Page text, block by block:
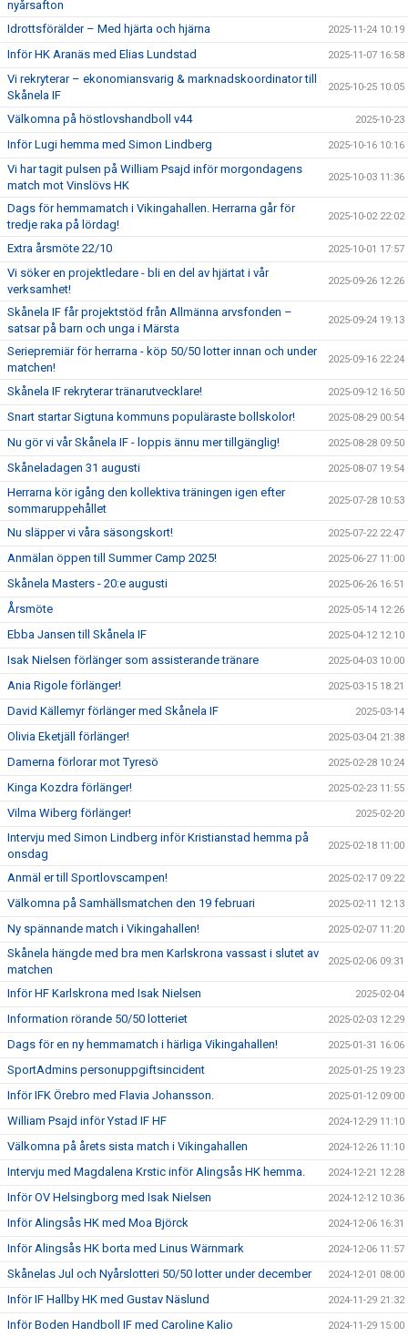
nyårsafton
Idrottsförälder – Med hjärta och hjärna 2025-11-24 10:19
Inför HK Aranäs med Elias Lundstad 2025-11-07 16:58
Vi rekryterar – ekonomiansvarig & marknadskoordinator till
Skånela IF
2025-10-25 10:05
Välkomna på höstlovshandboll v44 2025-10-23
Inför Lugi hemma med Simon Lindberg 2025-10-16 10:16
Vi har tagit pulsen på William Psajd inför morgondagens
match mot Vinslövs HK
2025-10-03 11:36
Dags för hemmamatch i Vikingahallen. Herrarna går för
tredje raka på lördag!
2025-10-02 22:02
Extra årsmöte 22/10 2025-10-01 17:57
Vi söker en projektledare - bli en del av hjärtat i vår
verksamhet!
2025-09-26 12:26
Skånela IF får projektstöd från Allmänna arvsfonden –
satsar på barn och unga i Märsta
2025-09-24 19:13
Seriepremiär för herrarna - köp 50/50 lotter innan och under
matchen!
2025-09-16 22:24
Skånela IF rekryterar tränarutvecklare! 2025-09-12 16:50
Snart startar Sigtuna kommuns populäraste bollskolor! 2025-08-29 00:54
Nu gör vi vår Skånela IF - loppis ännu mer tillgänglig! 2025-08-28 09:50
Skåneladagen 31 augusti 2025-08-07 19:54
Herrarna kör igång den kollektiva träningen igen efter
sommaruppehållet
2025-07-28 10:53
Nu släpper vi våra säsongskort! 2025-07-22 22:47
Anmälan öppen till Summer Camp 2025! 2025-06-27 11:00
Skånela Masters - 20:e augusti 2025-06-26 16:51
Årsmöte 2025-05-14 12:26
Ebba Jansen till Skånela IF 2025-04-12 12:10
Isak Nielsen förlänger som assisterande tränare 2025-04-03 10:00
Ania Rigole förlänger! 2025-03-15 18:21
David Källemyr förlänger med Skånela IF 2025-03-14
Olivia Eketjäll förlänger! 2025-03-04 21:38
Damerna förlorar mot Tyresö 2025-02-28 10:24
Kinga Kozdra förlänger! 2025-02-23 11:55
Vilma Wiberg förlänger! 2025-02-20
Intervju med Simon Lindberg inför Kristianstad hemma på
onsdag
2025-02-18 11:00
Anmäl er till Sportlovscampen! 2025-02-17 09:22
Välkomna på Samhällsmatchen den 19 februari 2025-02-11 12:13
Ny spännande match i Vikingahallen! 2025-02-07 11:20
Skånela hängde med bra men Karlskrona vassast i slutet av
matchen
2025-02-06 09:31
Inför HF Karlskrona med Isak Nielsen 2025-02-04
Information rörande 50/50 lotteriet 2025-02-03 12:29
Dags för en ny hemmamatch i härliga Vikingahallen! 2025-01-31 16:06
SportAdmins personuppgiftsincident 2025-01-25 19:23
Inför IFK Örebro med Flavia Johansson. 2025-01-12 09:00
William Psajd inför Ystad IF HF 2024-12-29 11:10
Välkomna på årets sista match i Vikingahallen 2024-12-26 11:10
Intervju med Magdalena Krstic inför Alingsås HK hemma. 2024-12-21 12:28
Inför OV Helsingborg med Isak Nielsen 2024-12-12 10:36
Inför Alingsås HK med Moa Björck 2024-12-06 16:31
Inför Alingsås HK borta med Linus Wärnmark 2024-12-06 11:57
Skånelas Jul och Nyårslotteri 50/50 lotter under december 2024-12-01 08:00
Inför IF Hallby HK med Gustav Näslund 2024-11-29 21:32
Inför Boden Handboll IF med Caroline Kalio 2024-11-29 15:00